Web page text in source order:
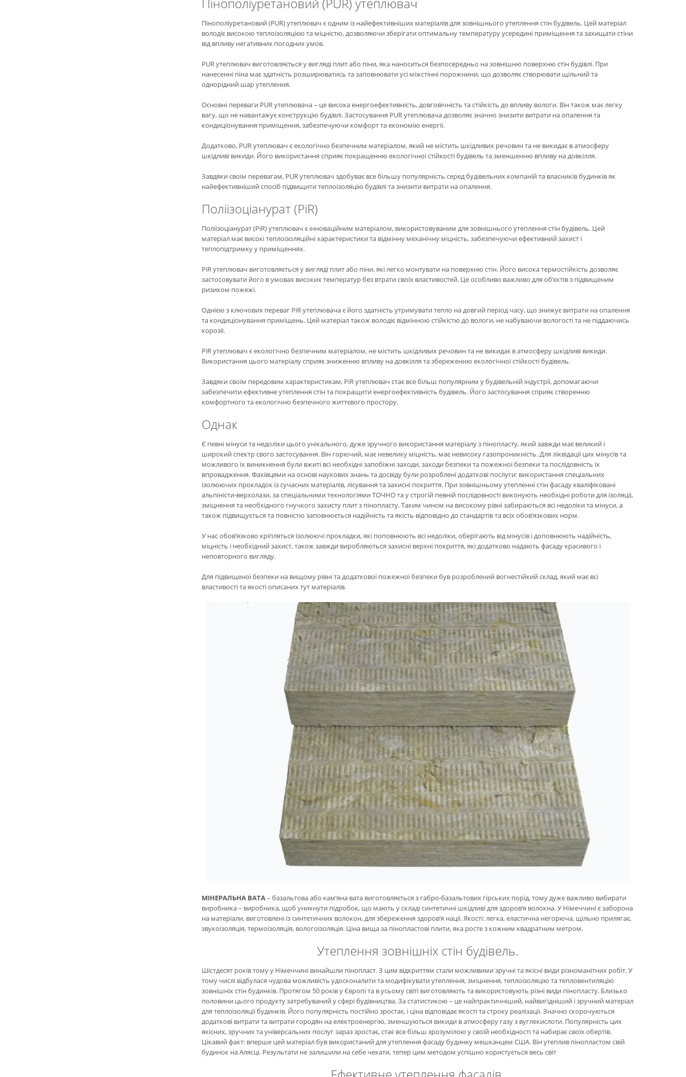
Пінополіуретановий (PUR) утеплювач
Пінополіуретановий (PUR) утеплювач є одним із найефективніших матеріалів для зовнішнього утеплення стін будівель. Цей матеріал
володіє високою теплоізоляцією та міцністю, дозволяючи зберігати оптимальну температуру усередині приміщення та захищати стіни
від впливу негативних погодних умов.
PUR утеплювач виготовляється у вигляді плит або піни, яка наноситься безпосередньо на зовнішню поверхню стін будівлі. При
нанесенні піна має здатність розширюватись та заповнювати усі міжстінні порожнини, що дозволяє створювати щільний та
однорідний шар утеплення.
Основні переваги PUR утеплювача – це висока енергоефективність, довговічність та стійкість до впливу вологи. Він також має легку
вагу, що не навантажує конструкцію будівлі. Застосування PUR утеплювача дозволяє значно знизити витрати на опалення та
кондиціонування приміщення, забезпечуючи комфорт та економію енергії.
Додатково, PUR утеплювач є екологічно безпечним матеріалом, який не містить шкідливих речовин та не викидає в атмосферу
шкідливі викиди. Його використання сприяє покращенню екологічної стійкості будівель та зменшенню впливу на довкілля.
Завдяки своїм перевагам, PUR утеплювач здобуває все більшу популярність серед будівельних компаній та власників будинків як
найефективніший спосіб підвищити теплоізоляцію будівлі та знизити витрати на опалення.
Поліізоціанурат (PiR)
Поліізоціанурат (PiR) утеплювач є інноваційним матеріалом, використовуваним для зовнішнього утеплення стін будівель. Цей
матеріал має високі теплоізоляційні характеристики та відмінну механічну міцність, забезпечуючи ефективний захист і
теплопідтримку у приміщеннях.
PiR утеплювач виготовляється у вигляді плит або піни, які легко монтувати на поверхню стін. Його висока термостійкість дозволяє
застосовувати його в умовах високих температур без втрати своїх властивостей. Це особливо важливо для об’єктів з підвищеним
ризиком пожежі.
Однією з ключових переваг PiR утеплювача є його здатність утримувати тепло на довгий період часу, що знижує витрати на опалення
та кондиціонування приміщень. Цей матеріал також володіє відмінною стійкістю до вологи, не набуваючи вологості та не піддаючись
корозії.
PiR утеплювач є екологічно безпечним матеріалом, не містить шкідливих речовин та не викидає в атмосферу шкідливі викиди.
Використання цього матеріалу сприяє зниженню впливу на довкілля та збереженню екологічної стійкості будівель.
Завдяки своїм передовим характеристикам, PiR утеплювач стає все більш популярним у будівельній індустрії, допомагаючи
забезпечити ефективне утеплення стін та покращити енергоефективність будівель. Його застосування сприяє створенню
комфортного та екологічно безпечного життєвого простору.
Однак
Є певні мінуси та недоліки цього унікального, дуже зручного використання матеріалу з пінопласту, який завжди має великий і
широкий спектр свого застосування. Він горючий, має невелику міцність, має невисоку газопроникність. Для ліквідації цих мінусів та
можливого їх виникнення були вжиті всі необхідні запобіжні заходи, заходи безпеки та пожежної безпеки та послідовність їх
впровадження. Фахівцями на основі наукових знань та досвіду були розроблені додаткові послуги: використання спеціальних
ізолюючих прокладок із сучасних матеріалів, лісування та захисні покриття. При зовнішньому утепленні стін фасаду кваліфіковані
альпіністи-верхолази, за спеціальними технологіями ТОЧНО та у строгій певній послідовності виконують необхідні роботи для ізоляції,
зміцнення та необхідного гнучкого захисту плит з пінопласту. Таким чином на високому рівні забираються всі недоліки та мінуси, а
також підвищується та повністю заповнюється надійність та якість відповідно до стандартів та всіх обов’язкових норм.
У нас обов’язково кріпляться ізолюючі прокладки, які поповнюють всі недоліки, оберігають від мінусів і доповнюють надійність,
міцність і необхідний захист, також завжди виробляються захисні верхні покриття, які додатково надають фасаду красивого і
неповторного вигляду.
Для підвищеної безпеки на вищому рівні та додаткової пожежної безпеки був розроблений вогнестійкий склад, який має всі
властивості та якості описаних тут матеріалів.
МІНЕРАЛЬНА ВАТА– базальтова або кам’яна вата виготовляється з габро-базальтових гірських порід, тому дуже важливо вибирати
виробника – виробника, щоб уникнути підробок, що мають у складі синтетичні шкідливі для здоров’я волокна. У Німеччині є заборона
на матеріали, виготовлені із синтетичних волокон, для збереження здоров’я нації. Якості: легка, еластична негорюча, щільно прилягає,
звукоізоляція, термоізоляція, вологоізоляція. Ціна вища за пінопластові плити, яка росте з кожним квадратним метром.
Утеплення зовнішніх стін будівель.
Шістдесят років тому у Німеччині винайшли пінопласт. З цим відкриттям стали можливими зручні та якісні види різноманітних робіт. У
тому числі відбулася чудова можливість удосконалити та модифікувати утеплення, зміцнення, теплоізоляцію та тепловентиляцію
зовнішніх стін будинків. Протягом 50 років у Європі та в усьому світі виготовляють та використовують різні види пінопласту. Близько
половини цього продукту затребуваний у сфері будівництва. За статистикою – це найпрактичніший, найвигідніший і зручний матеріал
для теплоізоляції будинків. Його популярність постійно зростає, і ціна відповідає якості та строку реалізації. Значно скорочуються
додаткові витрати та витрати городян на електроенергію, зменшуються викиди в атмосферу газу з вуглекислоти. Популярність цих
якісних, зручних та універсальних послуг зараз зростає, стає все більш зрозумілою у своїй необхідності та набирає своїх обертів.
Цікавий факт: вперше цей матеріал був використаний для утеплення фасаду будинку мешканцем США. Він утеплив пінопластом свій
будинок на Алясці. Результати не залишили на себе чекати, тепер цим методом успішно користується весь світ